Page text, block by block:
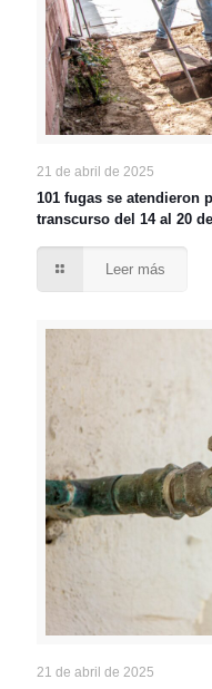
21 de abril de 2025
101 fugas se atendieron
transcurso del 14 al 20
Leer más
21 de abril de 2025